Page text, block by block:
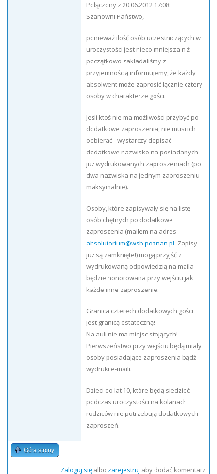
Połączony z 20.06.2012 17:08:
Szanowni Państwo,
ponieważ ilość osób uczestniczących w
uroczystości jest nieco mniejsza niż
początkowo zakładaliśmy z
przyjemnością informujemy, że każdy
absolwent może zaprosić łącznie cztery
osoby w charakterze gości.
Jeśli ktoś nie ma możliwości przybyć po
dodatkowe zaproszenia, nie musi ich
odbierać - wystarczy dopisać
dodatkowe nazwisko na posiadanych
już wydrukowanych zaproszeniach (po
dwa nazwiska na jednym zaproszeniu
maksymalnie).
Osoby, które zapisywały się na listę
osób chętnych po dodatkowe
zaproszenia (mailem na adres
absolutorium@wsb.poznan.pl. Zapisy
już są zamknięte!) mogą przyjść z
wydrukowaną odpowiedzią na maila -
będzie honorowana przy wejściu jak
każde inne zaproszenie.
Granica czterech dodatkowych gości
jest granicą ostateczną!
Na auli nie ma miejsc stojących!
Pierwszeństwo przy wejściu będą miały
osoby posiadające zaproszenia bądź
wydruki e-maili.
Dzieci do lat 10, które będą siedzieć
podczas uroczystości na kolanach
rodziców nie potrzebują dodatkowych
zaproszeń.
Góra strony
Zaloguj sięalbo zarejestruj aby dodać komentarz